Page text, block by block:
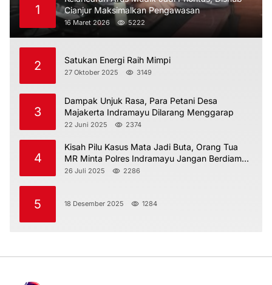
1
Cianjur Maksimalkan Pengawasan
16 Maret 2026 5222
2 Satukan Energi Raih Mimpi
27 Oktober 2025 3149
3
Dampak Unjuk Rasa, Para Petani Desa
Majakerta Indramayu Dilarang Menggarap
22 Juni 2025 2374
4
Kisah Pilu Kasus Mata Jadi Buta, Orang Tua
MR Minta Polres Indramayu Jangan Berdiam
Diri
26 Juli 2025 2286
5 18 Desember 2025 1284